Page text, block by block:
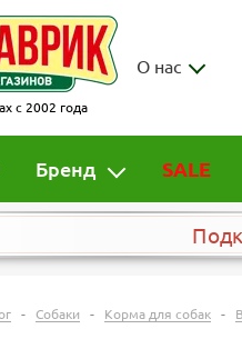
с 2002 года
О нас
Бренд SALE
- Собаки - Корма для собак -